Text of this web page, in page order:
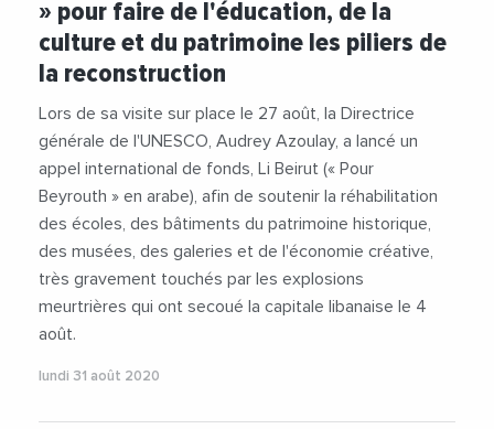
» pour faire de l'éducation, de la
culture et du patrimoine les piliers de
la reconstruction
Lors de sa visite sur place le 27 août, la Directrice
générale de l'UNESCO, Audrey Azoulay, a lancé un
appel international de fonds, Li Beirut (« Pour
Beyrouth » en arabe), afin de soutenir la réhabilitation
des écoles, des bâtiments du patrimoine historique,
des musées, des galeries et de l'économie créative,
très gravement touchés par les explosions
meurtrières qui ont secoué la capitale libanaise le 4
août.
lundi 31 août 2020